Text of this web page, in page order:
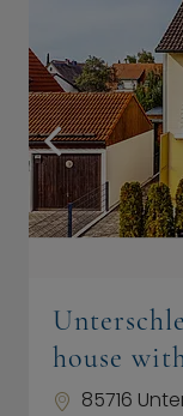
house
85716